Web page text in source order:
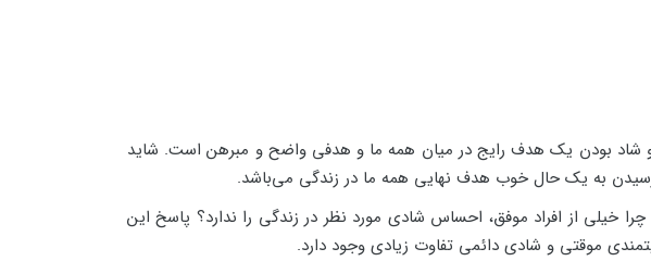
شاد بودن یک هدف رایج در میان همه ما و هدفی واضح و مبرهن است. شاید
به یک حال خوب هدف نهایی همه ما در زندگی می‌باشد.
خیلی از افراد موفق، احساس شادی مورد نظر در زندگی را ندارد؟ پاسخ این
موقتی و شادی دائمی تفاوت زیادی وجود دارد.